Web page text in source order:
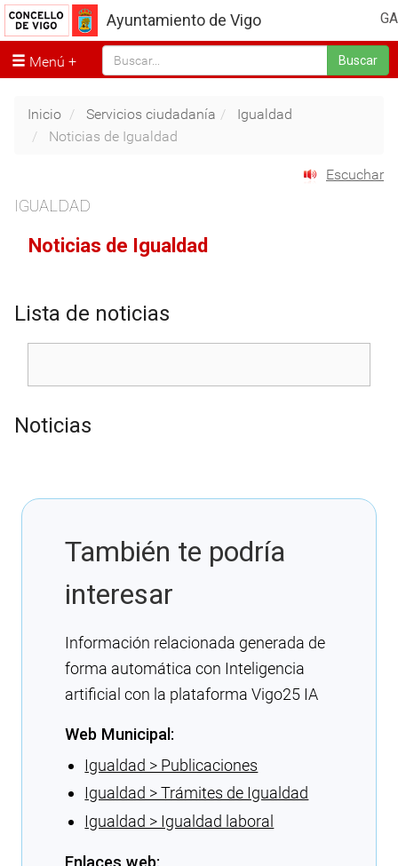
GA
Ayuntamiento de Vigo
Menú Buscar
Inicio Servicios ciudadanía
Igualdad
Noticias de Igualdad
Escuchar
IGUALDAD
Noticias de Igualdad
Lista de noticias
Noticias
También te podría
interesar
Información relacionada generada de
forma automática con Inteligencia
artificial con la plataforma Vigo25 IA
Web Municipal:
Igualdad > Publicaciones
Igualdad > Trámites de Igualdad
Igualdad > Igualdad laboral
Enlaces web: